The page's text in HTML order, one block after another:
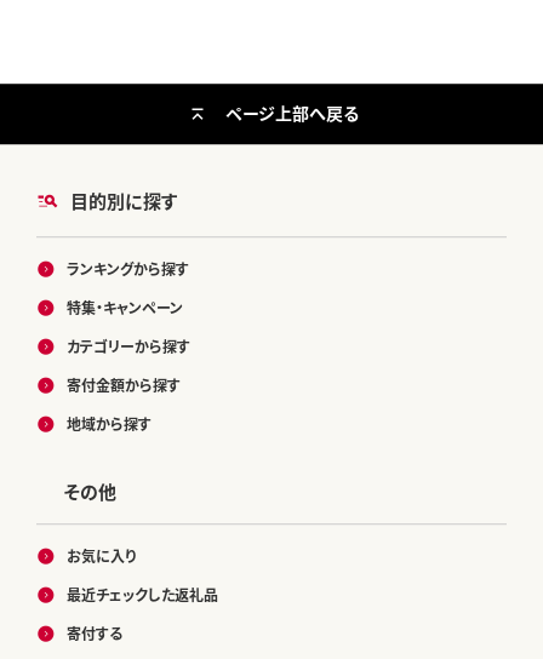
目的別に探す
ランキングから探す
特集・キャンペーン
カテゴリーから探す
寄付金額から探す
地域から探す
その他
お気に入り
最近チェックした返礼品
寄付する
ページ上部へ戻る